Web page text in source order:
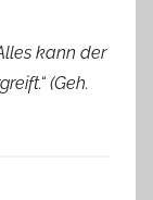
kann der
(Geh.